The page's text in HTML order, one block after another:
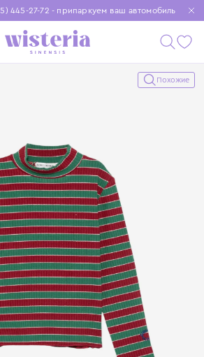
445-27-72 - припаркуем ваш автомобиль
доставка при заказе от 15 000 ₽
чтобы покупки были еще удобнее
Похожие